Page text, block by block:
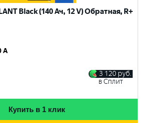
Black (140 Ач, 12 V) Обратная, R+
A
3 120 руб.
в Сплит
Купить в 1 клик